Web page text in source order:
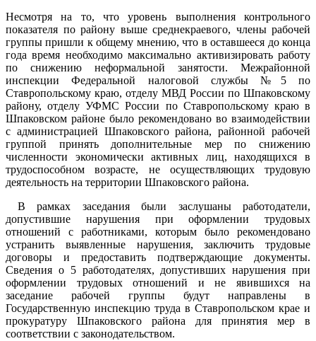
Несмотря на то, что уровень выполнения контрольного
показателя по району выше среднекраевого, члены рабочей
группы пришли к общему мнению, что в оставшееся до конца
года время необходимо максимально активизировать работу
по снижению неформальной занятости. Межрайонной
инспекции Федеральной налоговой службы №5 по
Ставропольскому краю, отделу МВД России по Шпаковскому
району, отделу УФМС России по Ставропольскому краю в
Шпаковском районе было рекомендовано во взаимодействии
с администрацией Шпаковского района, районной рабочей
группой принять дополнительные мер по снижению
численности экономически активных лиц, находящихся в
трудоспособном возрасте, не осуществляющих трудовую
деятельность на территории Шпаковского района.
В рамках заседания были заслушаны работодатели,
допустившие нарушения при оформлении трудовых
отношений с работниками, которым было рекомендовано
устранить выявленные нарушения, заключить трудовые
договоры и предоставить подтверждающие документы.
Сведения о 5 работодателях, допустивших нарушения при
оформлении трудовых отношений и не явившихся на
заседание рабочей группы будут направлены в
Государственную инспекцию труда в Ставропольском крае и
прокуратуру Шпаковского района для принятия мер в
соответствии с законодательством.